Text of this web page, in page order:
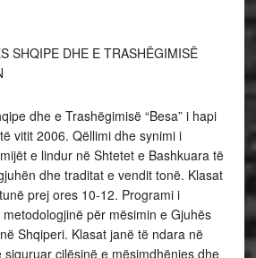
SHQIPE DHE E TRASHËGIMISË
dhe e Trashëgimisë “Besa” i hapi
vitit 2006. Qëllimi dhe synimi i
e lindur në Shtetet e Bashkuara të
dhe traditat e vendit tonë. Klasat
prej ores 10-12. Programi i
për mësimin e Gjuhës
Shqiperi. Klasat janë të ndara në
cilësinë e mësimdhënjes dhe